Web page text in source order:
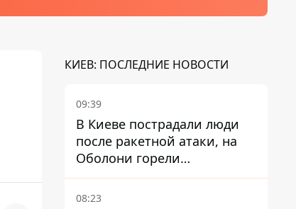
КИЕВ: ПОСЛЕДНИЕ НОВОСТИ
09:39
В Киеве пострадали люди
после ракетной атаки, на
Оболони горели
резервуары с топливом
08:23